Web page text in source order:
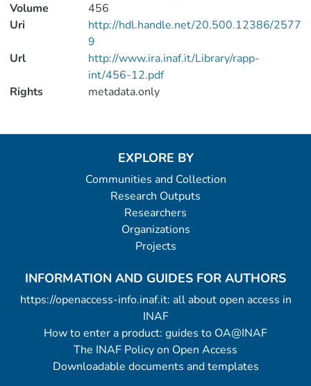
Volume
456
Uri
http://hdl.handle.net/20.500.12386/2577
9
Url
http://www.ira.inaf.it/Library/rapp-
int/456-12.pdf
Rights
metadata.only
EXPLORE BY
Communities and Collection
Research Outputs
Researchers
Organizations
Projects
INFORMATION AND GUIDES FOR AUTHORS
https://openaccess-info.inaf.it: all about open access in
INAF
How to enter a product: guides to OA@INAF
The INAF Policy on Open Access
Downloadable documents and templates